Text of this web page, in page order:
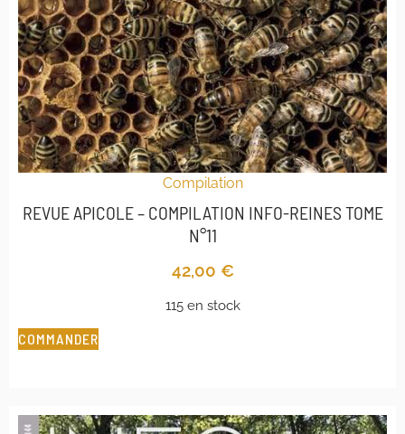
Compilation
REVUE APICOLE – COMPILATION INFO-REINES TOME
N°11
42,00 €
115 en stock
COMMANDER